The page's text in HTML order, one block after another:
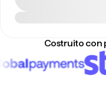
Costruito